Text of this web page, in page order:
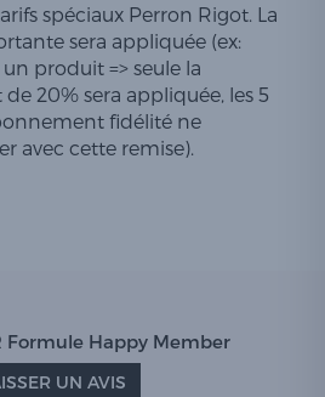
spéciaux Perron Rigot. La
sera appliquée (ex:
produit => seule la
20% sera appliquée, les 5
fidélité ne
avec cette remise).
Formule Happy Member
UN AVIS